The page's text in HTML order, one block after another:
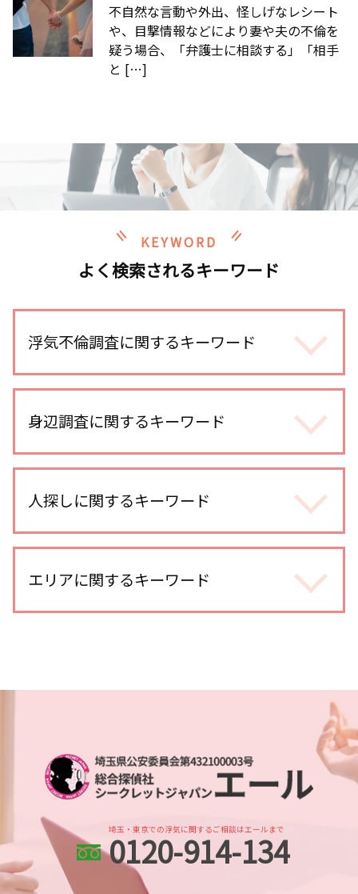
不自然な言動や外出、怪しげなレシート
や、目撃情報などにより妻や夫の不倫を
疑う場合、「弁護士に相談する」「相手
と […]
KEYWORD
よく検索されるキーワード
浮気不倫調査に関するキーワード
不倫調査 いくら かかった
不倫 慰謝料 相場
浮気 連絡手段
不倫調査 探偵事務所
浮気調査 期間
浮気調査 いくら かかった
浮気調査 gps おすすめ
浮気調査 依頼
浮気 する 男 特徴
身辺調査に関するキーワード
身辺調査 個人
婚前調査 どこまで
dv被害 対応
婚前調査 内容
身辺調査 企業
身辺調査 期間
身辺調査 内定取り消し
身辺調査 個人情報
身辺調査 探偵
人探しに関するキーワード
復縁工作 探偵
生き別れ 会いたい
人探し 方法 sns
人探し 探偵事務所
各種工作
所在調査 探偵
人探し どうやって
探偵 人探し どのくらい
別れ工作
人探し 依頼
エリアに関するキーワード
川越市 浮気不倫調査
埼玉県 企業調査
北与野 人探し
川越市 スマホ調査
浦和 人探し
埼玉県 各種調査
土呂 浮気不倫調査
川越 人探し
埼玉・東京での浮気に関するご相談はエールまで
0120-914-134